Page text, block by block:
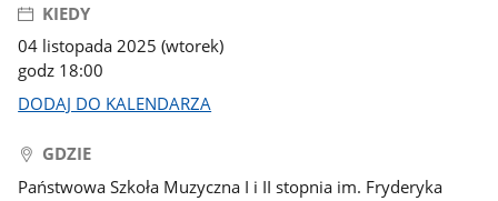
KIEDY
04 listopada 2025 (wtorek)
godz 18:00
DODAJ DO KALENDARZA
GDZIE
Państwowa Szkoła Muzyczna I i II stopnia im. Fryderyka